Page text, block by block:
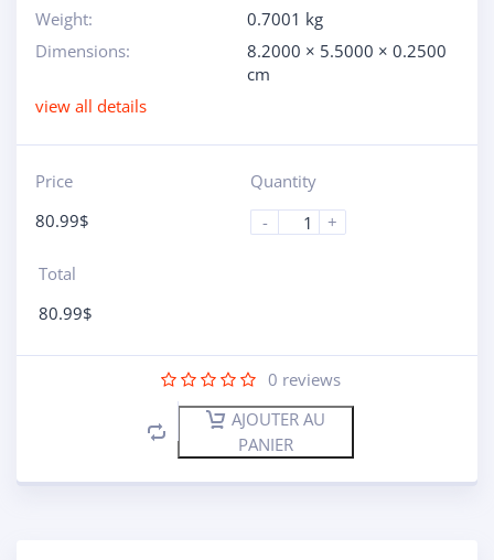
Weight:
0.7001 kg
Dimensions:
8.2000 × 5.5000 × 0.2500
cm
view all details
Price
80.99$
Quantity
-
+
Total
80.99$
0 reviews
AJOUTER AU
PANIER